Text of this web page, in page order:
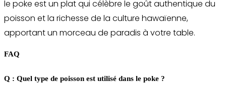
le poke est un plat qui célèbre le goût authentique du
poisson et la richesse de la culture hawaïenne,
apportant un morceau de paradis à votre table.
FAQ
Q : Quel type de poisson est utilisé dans le poke ?